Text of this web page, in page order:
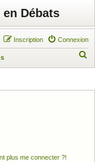
Débats
Connexion
Inscription
plus me connecter ?!